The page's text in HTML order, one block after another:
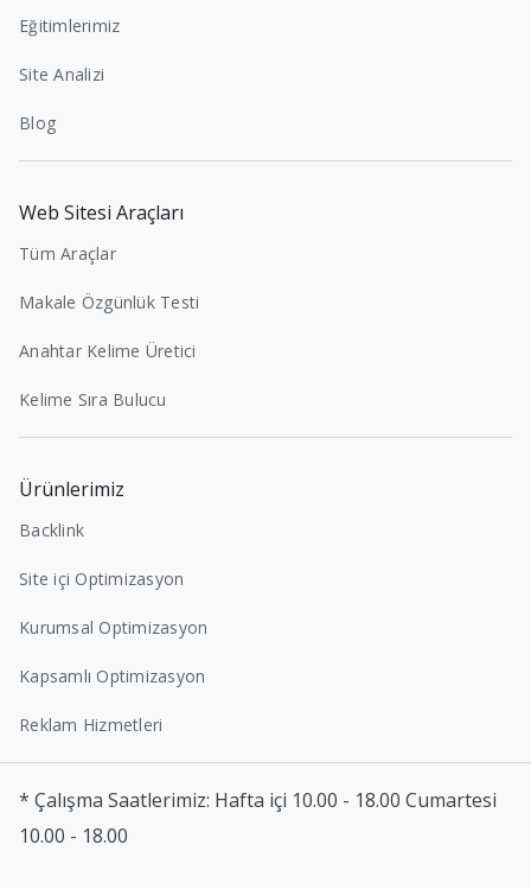
Eğitimlerimiz
Site Analizi
Blog
Web Sitesi Araçları
Tüm Araçlar
Makale Özgünlük Testi
Anahtar Kelime Üretici
Kelime Sıra Bulucu
Ürünlerimiz
Backlink
Site içi Optimizasyon
Kurumsal Optimizasyon
Kapsamlı Optimizasyon
Reklam Hizmetleri
* Çalışma Saatlerimiz: Hafta içi 10.00 - 18.00 Cumartesi
10.00 - 18.00